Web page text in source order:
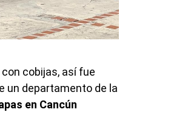
cobijas, así fue
un departamento de la
en Cancún